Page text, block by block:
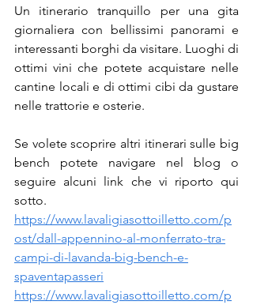
Un itinerario tranquillo per una gita
giornaliera con bellissimi panorami e
interessanti borghi da visitare. Luoghi di
ottimi vini che potete acquistare nelle
cantine locali e di ottimi cibi da gustare
nelle trattorie e osterie.
Se volete scoprire altri itinerari sulle big
bench potete navigare nel blog o
seguire alcuni link che vi riporto qui
sotto.
https://www.lavaligiasottoilletto.com/p
ost/dall-appennino-al-monferrato-tra-
campi-di-lavanda-big-bench-e-
spaventapasseri
https://www.lavaligiasottoilletto.com/p